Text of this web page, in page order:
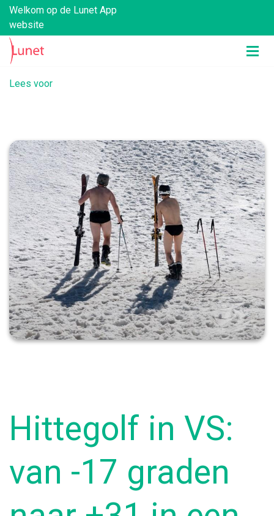
Welkom op de Lunet App
website
Lees voor
Hittegolf in VS:
van -17 graden